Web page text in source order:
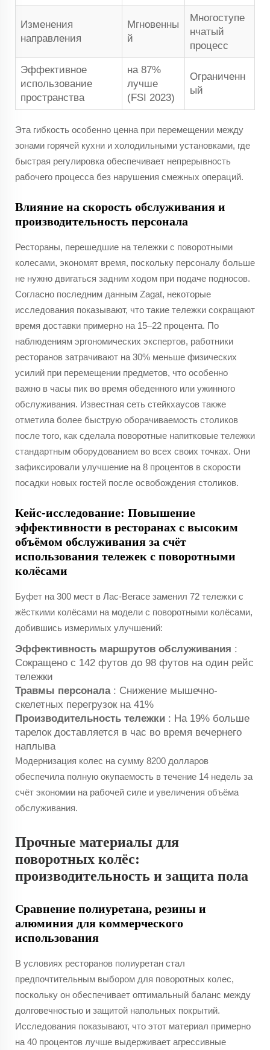
Изменения
направления
Мгновенны
й
Многоступе
нчатый
процесс
Эффективное
использование
пространства
на 87%
лучше
(FSI 2023)
Ограниченн
ый
Эта гибкость особенно ценна при перемещении между
зонами горячей кухни и холодильными установками, где
быстрая регулировка обеспечивает непрерывность
рабочего процесса без нарушения смежных операций.
Влияние на скорость обслуживания и
производительность персонала
Рестораны, перешедшие на тележки с поворотными
колесами, экономят время, поскольку персоналу больше
не нужно двигаться задним ходом при подаче подносов.
Согласно последним данным Zagat, некоторые
исследования показывают, что такие тележки сокращают
время доставки примерно на 15–22 процента. По
наблюдениям эргономических экспертов, работники
ресторанов затрачивают на 30% меньше физических
усилий при перемещении предметов, что особенно
важно в часы пик во время обеденного или ужинного
обслуживания. Известная сеть стейкхаусов также
отметила более быструю оборачиваемость столиков
после того, как сделала поворотные напитковые тележки
стандартным оборудованием во всех своих точках. Они
зафиксировали улучшение на 8 процентов в скорости
посадки новых гостей после освобождения столиков.
Кейс-исследование: Повышение
эффективности в ресторанах с высоким
объёмом обслуживания за счёт
использования тележек с поворотными
колёсами
Буфет на 300 мест в Лас-Вегасе заменил 72 тележки с
жёсткими колёсами на модели с поворотными колёсами,
добившись измеримых улучшений:
Эффективность маршрутов обслуживания :
Сокращено с 142 футов до 98 футов на один рейс
тележки
Травмы персонала : Снижение мышечно-
скелетных перегрузок на 41%
Производительность тележки : На 19% больше
тарелок доставляется в час во время вечернего
наплыва
Модернизация колес на сумму 8200 долларов
обеспечила полную окупаемость в течение 14 недель за
счёт экономии на рабочей силе и увеличения объёма
обслуживания.
Прочные материалы для
поворотных колёс:
производительность и защита пола
Сравнение полиуретана, резины и
алюминия для коммерческого
использования
В условиях ресторанов полиуретан стал
предпочтительным выбором для поворотных колес,
поскольку он обеспечивает оптимальный баланс между
долговечностью и защитой напольных покрытий.
Исследования показывают, что этот материал примерно
на 40 процентов лучше выдерживает агрессивные